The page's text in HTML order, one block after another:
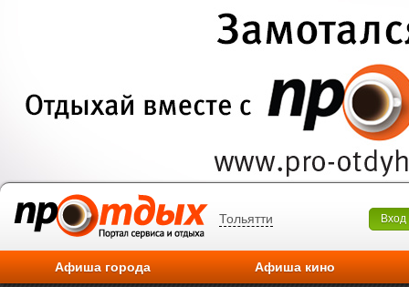
Тольятти Вход
Афиша города Афиша кино